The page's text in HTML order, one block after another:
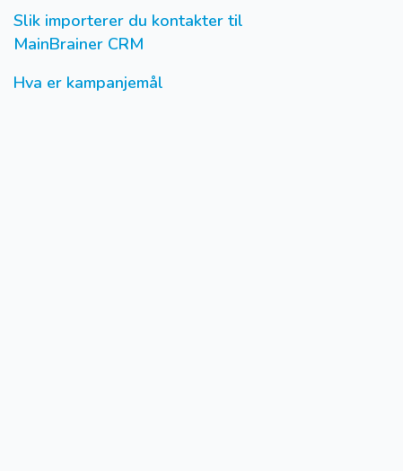
Slik importerer du kontakter til
MainBrainer CRM
Hva er kampanjemål